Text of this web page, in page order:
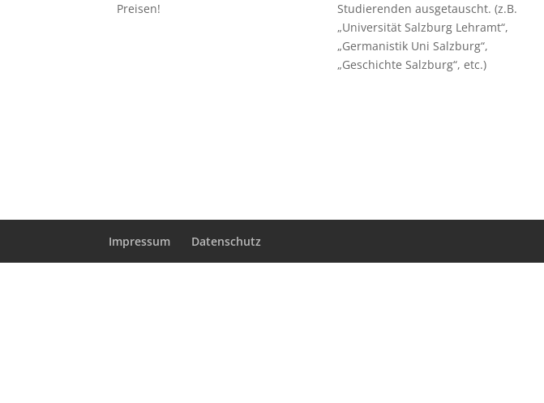
Preisen!
Studierenden ausgetauscht. (z.B.
„Universität Salzburg Lehramt“,
„Germanistik Uni Salzburg“,
„Geschichte Salzburg“, etc.)
Impressum Datenschutz